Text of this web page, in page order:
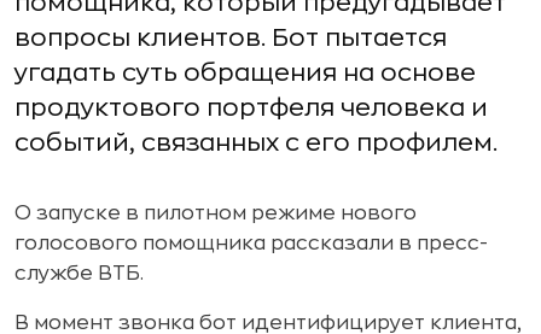
вопросы клиентов. Бот пытается
угадать суть обращения на основе
продуктового портфеля человека и
событий, связанных с его профилем.
О запуске в пилотном режиме нового
голосового помощника рассказали в пресс-
службе ВТБ.
В момент звонка бот идентифицирует клиента,